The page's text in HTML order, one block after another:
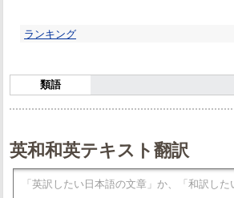
ランキング
類語
英和和英テキスト翻訳